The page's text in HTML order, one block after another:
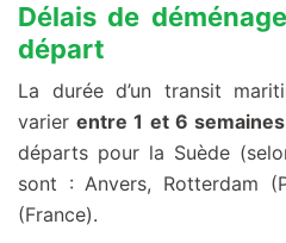
Délais de
départ
La durée d’un transit
varierentre 1 et 6 semaines
départs pour la Suède
sont : Anvers, Rotterdam
(France).